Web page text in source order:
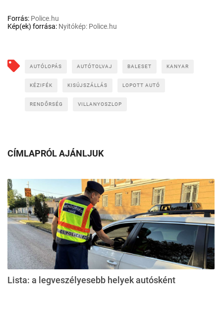
Forrás: Police.hu
Kép(ek) forrása: Nyitókép: Police.hu
AUTÓLOPÁS AUTÓTOLVAJ BALESET KANYAR
KÉZIFÉK KISÚJSZÁLLÁS LOPOTT AUTÓ
RENDŐRSÉG VILLANYOSZLOP
CÍMLAPRÓL AJÁNLJUK
Lista: a legveszélyesebb helyek autósként